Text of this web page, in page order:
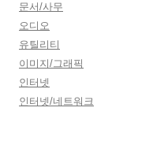
문서/사무
오디오
유틸리티
이미지/그래픽
인터넷
인터넷/네트워크